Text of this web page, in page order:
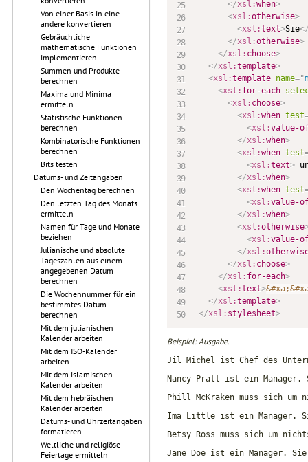
Von einer Basis in eine
andere konvertieren
Gebräuchliche
mathematische Funktionen
implementieren
Summen und Produkte
berechnen
Maxima und Minima
ermitteln
Statistische Funktionen
berechnen
Kombinatorische Funktionen
berechnen
Bits testen
Datums- und Zeitangaben
Den Wochentag berechnen
Den letzten Tag des Monats
ermitteln
Namen für Tage und Monate
beziehen
Julianische und absolute
Tageszahlen aus einem
angegebenen Datum
berechnen
Die Wochennummer für ein
bestimmtes Datum
berechnen
Mit dem julianischen
Kalender arbeiten
Mit dem ISO-Kalender
arbeiten
Mit dem islamischen
Kalender arbeiten
Mit dem hebräischen
Kalender arbeiten
Datums- und Uhrzeitangaben
formatieren
Weltliche und religiöse
Feiertage ermitteln
</xsl:when>
<xsl:otherwise>
<xsl:text>Sie
</xsl:otherwise>
</xsl: choose>
</xsl:template>
<xsl:template name="
<xsl: for-each
<xsl: choose>
<xsl:when test
<xsl:value-
</xsl:when>
<xsl:when test
<xsl:text>
</xsl:when>
<xsl:when test
<xsl:value-
</xsl:when>
<xsl:otherwise
<xsl:value-
</xsl:
</xsl: choose>
</xsl: for-each>
<xsl:text>&#xa;
</xsl:template>
</xsl: stylesheet>
Beispiel: Ausgabe.
Jil Michel ist Chef des
Nancy Pratt ist ein
Phill McKraken muss sich um
Ima Little ist ein Manager.
Betsy Ross muss sich um
Jane Doe ist ein Manager.